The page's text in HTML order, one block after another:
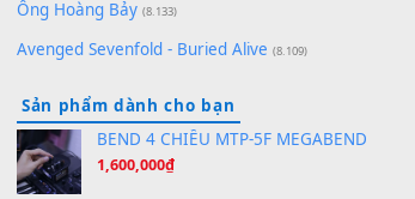
(8.516)
Orange Days - FT Island (8.315)
Hãy nói với em - Mỹ Tâm - Bằng Kiều
Hương Ngọc Lan (8.251)
Tiếng Đàn Hàm Oan